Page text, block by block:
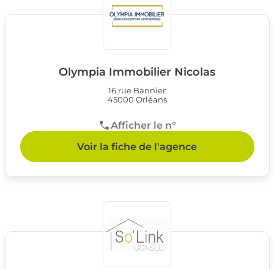
Olympia Immobilier Nicolas
16 rue Bannier
45000 Orléans
Afficher le n°
Voir la fiche de l'agence